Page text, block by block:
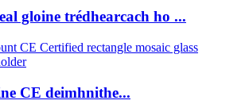
gloine trédhearcach ho ...
CE deimhnithe...